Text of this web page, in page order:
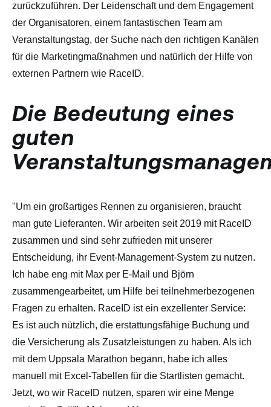
zurückzuführen. Der Leidenschaft und dem Engagement
der Organisatoren, einem fantastischen Team am
Veranstaltungstag, der Suche nach den richtigen Kanälen
für die Marketingmaßnahmen und natürlich der Hilfe von
externen Partnern wie RaceID.
Die Bedeutung eines
guten
"Um ein großartiges Rennen zu organisieren, braucht
man gute Lieferanten. Wir arbeiten seit 2019 mit RaceID
zusammen und sind sehr zufrieden mit unserer
Entscheidung, ihr Event-Management-System zu nutzen.
Ich habe eng mit Max per E-Mail und Björn
zusammengearbeitet, um Hilfe bei teilnehmerbezogenen
Fragen zu erhalten. RaceID ist ein exzellenter Service:
Es ist auch nützlich, die erstattungsfähige Buchung und
die Versicherung als Zusatzleistungen zu haben. Als ich
mit dem Uppsala Marathon begann, habe ich alles
manuell mit Excel-Tabellen für die Startlisten gemacht.
Jetzt, wo wir RaceID nutzen, sparen wir eine Menge